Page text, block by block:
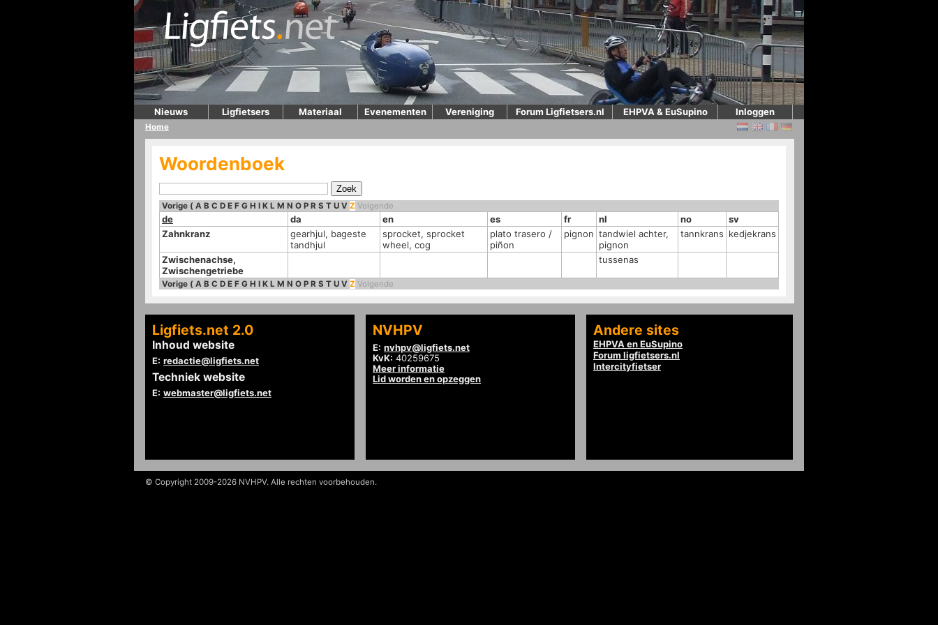
Nieuws Ligfietsers Materiaal Evenementen Vereniging Forum Ligfietsers.nl EHPVA & EuSupino Inloggen
Home
Woordenboek
Vorige ( A B C D E F G H I K L M N O P R S T U V Z Volgende
de da en es fr nl no
sv
Zahnkranz
gearhjul, bageste
tandhjul
sprocket, sprocket
wheel, cog
plato trasero /
piñon
pignon tandwiel achter,
pignon
tannkrans kedjekrans
Zwischenachse,
Zwischengetriebe
tussenas
Vorige ( A B C D E F G H I K L M N O P R S T U V Z Volgende
Ligfiets.net 2.0
Inhoud website
E: redactie@ligfiets.net
Techniek website
E: webmaster@ligfiets.net
NVHPV
E: nvhpv@ligfiets.net
KvK: 40259675
Meer informatie
Lid worden en opzeggen
Andere sites
EHPVA en EuSupino
Forum ligfietsers.nl
Intercityfietser
© Copyright 2009-2026 NVHPV. Alle rechten voorbehouden.